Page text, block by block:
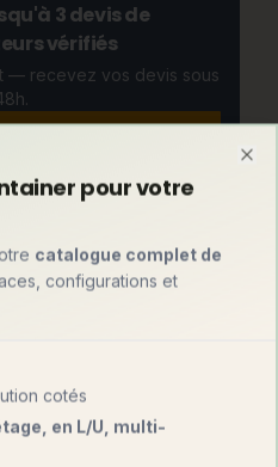
3 devis de
vérifiés
— recevez vos devis sous
container ?
container, notre
200
1 000 – 1 800 €
pour votre
catalogue complet de
configurations et
cotés
en L/U, multi-